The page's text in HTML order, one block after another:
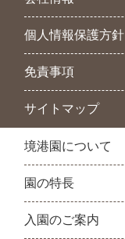
個人情報保護方針
免責事項
サイトマップ
境港園について
園の特長
入園のご案内